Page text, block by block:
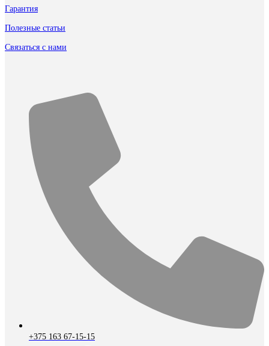
Гарантия
Полезные статьи
Связаться с нами
+375 163 67-15-15